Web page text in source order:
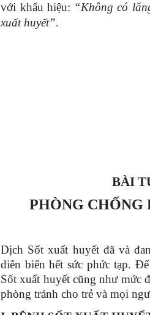
với khẩu hiệu: “Không có
xuất huyết”.
BÀI
PHÒNG CHỐNG
Dịch Sốt xuất huyết đã và
diễn biến hết sức phức tạp.
Sốt xuất huyết cũng như mức
phòng tránh cho trẻ và mọi